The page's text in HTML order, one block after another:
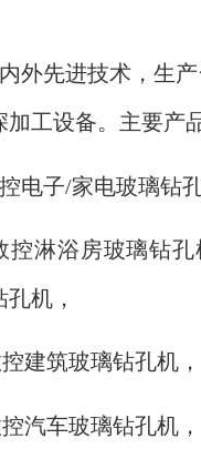
外先进技术，生产
工设备。主要产
电子/家电玻璃钻孔
控淋浴房玻璃钻孔
机，
建筑玻璃钻孔机，
汽车玻璃钻孔机，